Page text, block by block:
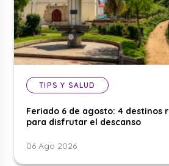
TIPS Y SALUD
Feriado 6 de agosto: 4 destinos
para disfrutar el descanso
06 Ago 2026